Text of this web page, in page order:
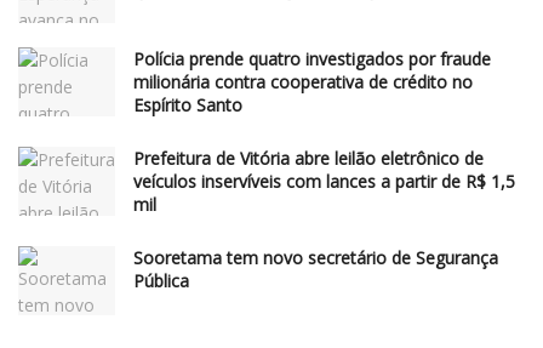
Polícia prende quatro investigados por fraude
milionária contra cooperativa de crédito no
Espírito Santo
Prefeitura de Vitória abre leilão eletrônico de
veículos inservíveis com lances a partir de R$ 1,5
mil
Sooretama tem novo secretário de Segurança
Pública